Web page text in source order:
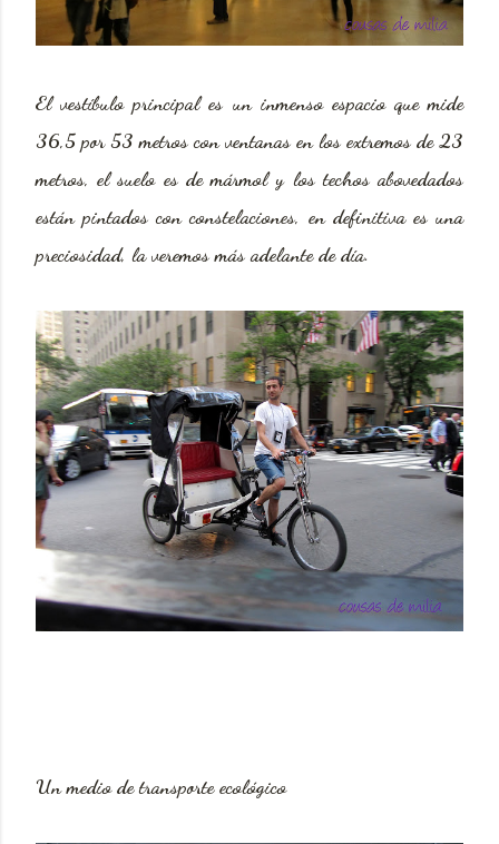
El vestíbulo principal es un inmenso espacio que mide
36,5 por 53 metros con ventanas en los extremos de 23
metros, el suelo es de mármol y los techos abovedados
están pintados con constelaciones, en definitiva es una
preciosidad, la veremos más adelante de día.
Un medio de transporte ecológico